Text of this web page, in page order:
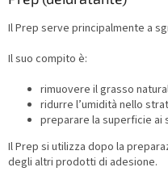
Il Prep serve principalmente a
Il suo compito è:
rimuovere il grasso
ridurre l’umidità nello
preparare la superficie
Il Prep si utilizza dopo la
degli altri prodotti di adesione.